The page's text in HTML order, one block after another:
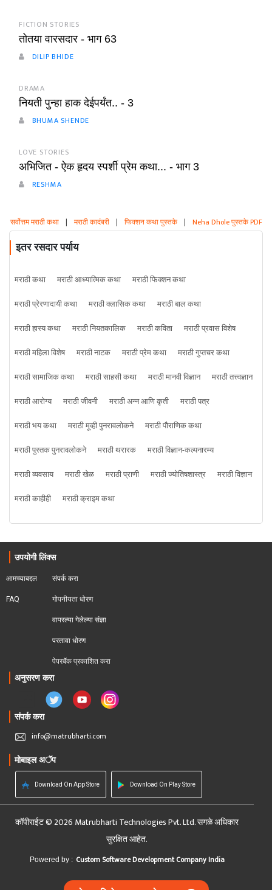
FICTION STORIES
तोतया वारसदार - भाग 63
DILIP BHIDE
DRAMA
नियती पुन्हा हाक देईपर्यंत.. - 3
BHUMA SHENDE
LOVE STORIES
अभिजित - ऐक हृदय स्पर्शी प्रेम कथा... - भाग 3
RESHMA
सर्वोत्तम मराठी कथा | मराठी कादंबरी | फिक्शन कथा पुस्तके | Neha Dhole पुस्तके PDF
इतर रसदार पर्याय
मराठी कथा मराठी आध्यात्मिक कथा
मराठी फिक्शन कथा
मराठी प्रेरणादायी कथा
मराठी क्लासिक कथा
मराठी बाल कथा
मराठी हास्य कथा
मराठी नियतकालिक मराठी कविता
मराठी प्रवास विशेष
मराठी महिला विशेष
मराठी नाटक मराठी प्रेम कथा
मराठी गुप्तचर कथा
मराठी सामाजिक कथा
मराठी साहसी कथा मराठी मानवी विज्ञान
मराठी तत्त्वज्ञान
मराठी आरोग्य
मराठी जीवनी मराठी अन्न आणि कृती
मराठी पत्र
मराठी भय कथा
मराठी मूव्ही पुनरावलोकने
मराठी पौराणिक कथा
मराठी पुस्तक पुनरावलोकने
मराठी थरारक
मराठी विज्ञान-कल्पनारम्य
मराठी व्यवसाय
मराठी खेळ मराठी प्राणी मराठी ज्योतिषशास्त्र
मराठी विज्ञान
मराठी काहीही
मराठी क्राइम कथा
उपयोगी लिंक्स
आमच्याबद्दल
FAQ
संपर्क करा
गोपनीयता धोरण
वापरल्या गेलेल्या संज्ञा
परतावा धोरण
पेपरबॅक प्रकाशित करा
अनुसरण करा
संपर्क करा
info@matrubharti.com
मोबाइल अॅप
Download On App Store Download On Play Store
कॉपीराईट © 2026 Matrubharti Technologies Pvt. Ltd. सगळे अधिकार
सुरक्षित आहेत.
Powered by : Custom Software Development Company India